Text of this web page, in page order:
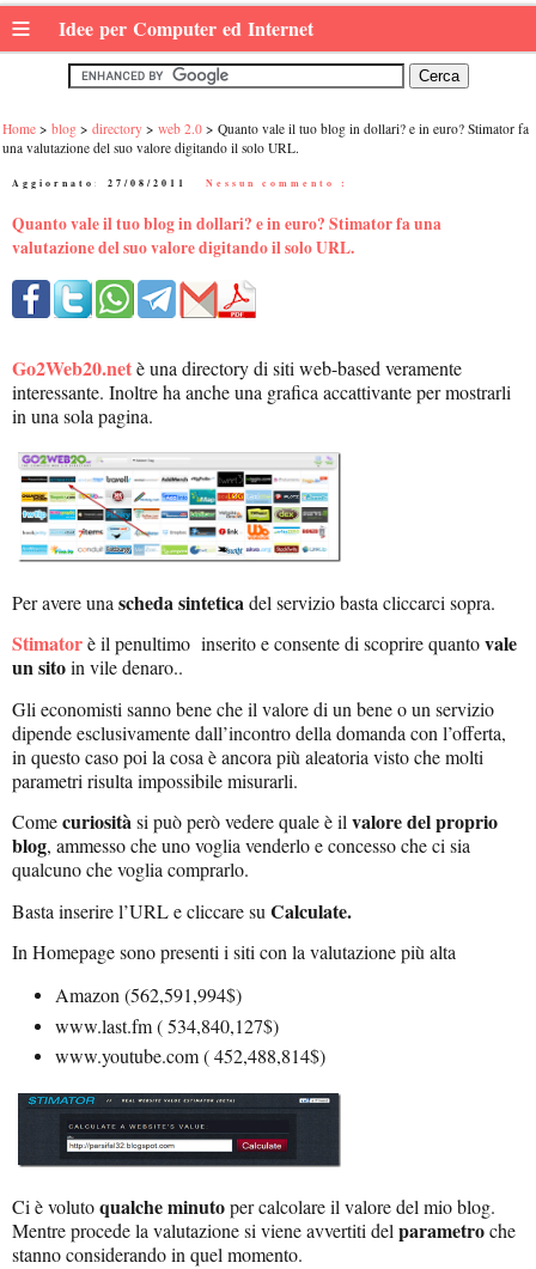
≡ Idee per Computer ed Internet
Home blog directory web 2.0
Quanto vale il tuo blog in dollari? e in euro? Stimator fa
una valutazione del suo valore digitando il solo URL.
Aggiornato: 27/08/2011 Nessun commento :
Quanto vale il tuo blog in dollari? e in euro? Stimator fa una
valutazione del suo valore digitando il solo URL.
Go2Web20.netè una directory di siti web-based veramente
interessante. Inoltre ha anche una grafica accattivante per mostrarli
in una sola pagina.
Per avere una scheda sintetica del servizio basta cliccarci sopra.
Stimatorè il penultimo inserito e consente di scoprire quantovale
un sitoin vile denaro..
Gli economisti sanno bene che il valore di un bene o un servizio
dipende esclusivamente dall’incontro della domanda con l’offerta,
in questo caso poi la cosa è ancora più aleatoria visto che molti
parametri risulta impossibile misurarli.
Comecuriositàsi può però vedere quale è ilvalore del proprio
blog, ammesso che uno voglia venderlo e concesso che ci sia
qualcuno che voglia comprarlo.
Basta inserire l’URL e cliccare su Calculate.
In Homepage sono presenti i siti con la valutazione più alta
Amazon (562,591,994$)
www.last.fm( 534,840,127$)
www.youtube.com( 452,488,814$)
Ci è volutoqualche minutoper calcolare il valore del mio blog.
Mentre procede la valutazione si viene avvertiti delparametroche
stanno considerando in quel momento.